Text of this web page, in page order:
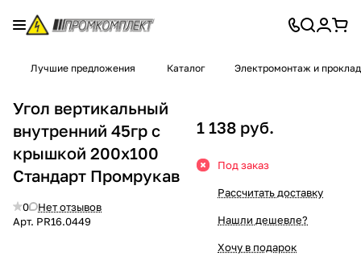
Лучшие предложения Каталог Электромонтаж и
Угол вертикальный
внутренний 45гр с
крышкой 200х100
Стандарт Промрукав
0
Нет отзывов
Арт. PR16.0449
1 138 руб.
Под заказ
Рассчитать доставку
Нашли дешевле?
Хочу в подарок